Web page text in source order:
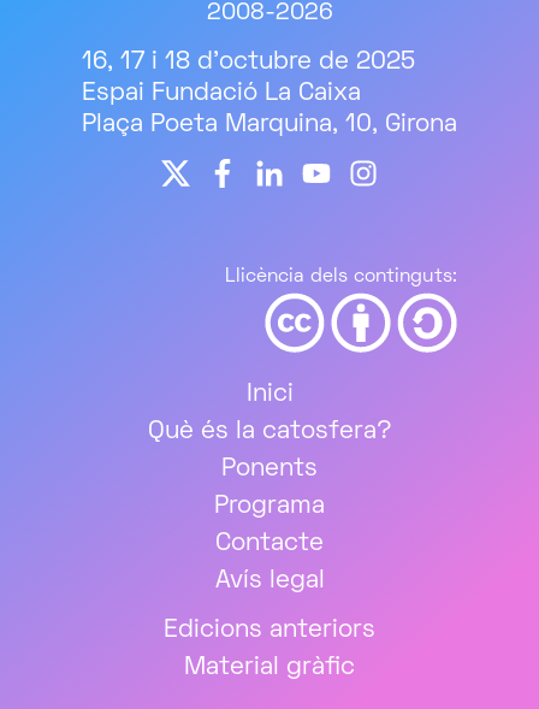
2008-2026
Inici
Què és la catosfera?
Ponents
Programa
Contacte
Avís legal
Edicions anteriors
Material gràfic
16, 17 i 18 d'octubre de 2025
Espai Fundació La Caixa
Plaça Poeta Marquina, 10, Girona
Llicència dels continguts: